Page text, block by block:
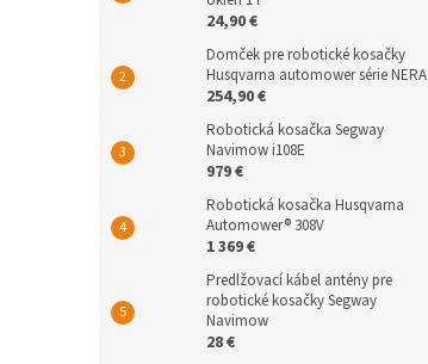
24,90 €
Domček pre robotické kosačky
Husqvarna automower série NERA
254,90 €
Robotická kosačka Segway
Navimow i108E
979 €
Robotická kosačka Husqvarna
Automower® 308V
1 369 €
Predlžovací kábel antény pre
robotické kosačky Segway
Navimow
28 €